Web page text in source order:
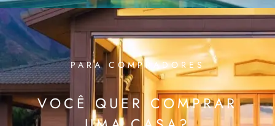
PARA COMPRADORES
VOCÊ QUER COMPRAR